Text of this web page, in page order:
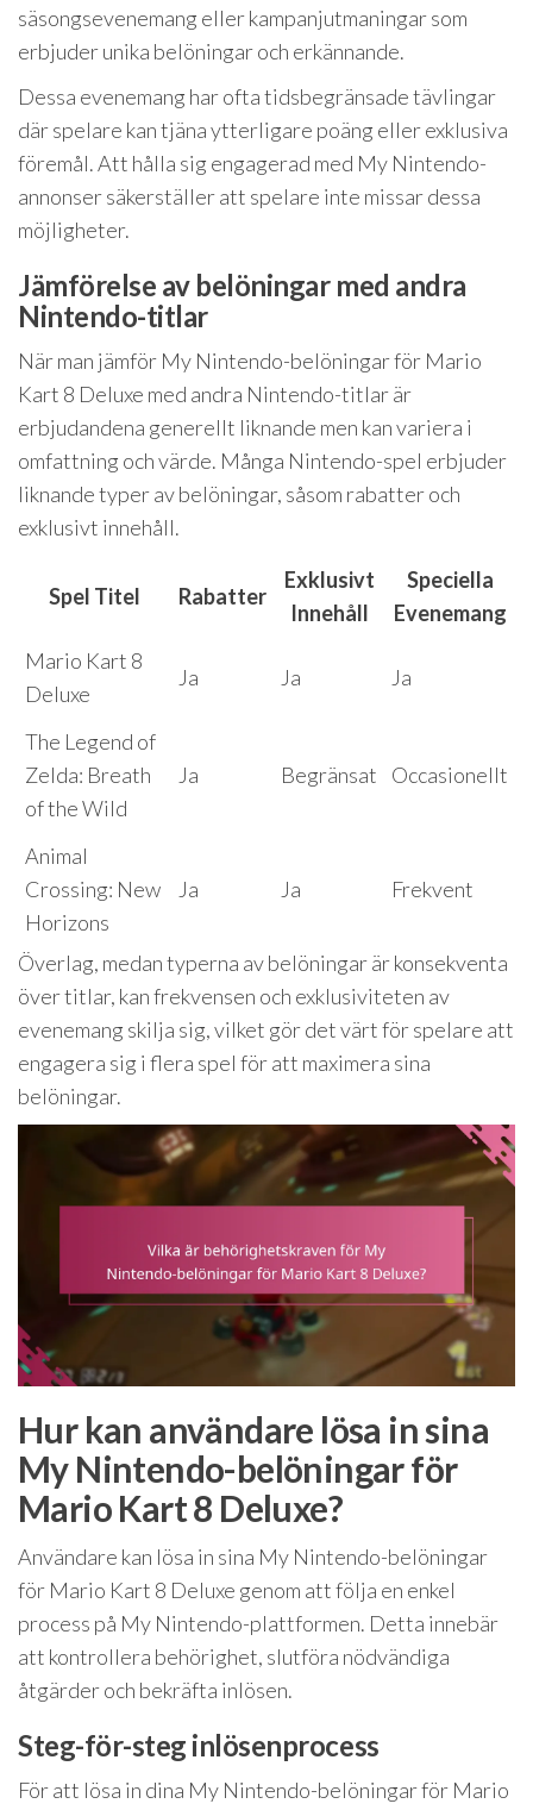
säsongsevenemang eller kampanjutmaningar som
erbjuder unika belöningar och erkännande.
Dessa evenemang har ofta tidsbegränsade tävlingar
där spelare kan tjäna ytterligare poäng eller exklusiva
föremål. Att hålla sig engagerad med My Nintendo-
annonser säkerställer att spelare inte missar dessa
möjligheter.
Jämförelse av belöningar med andra
Nintendo-titlar
När man jämför My Nintendo-belöningar för Mario
Kart 8 Deluxe med andra Nintendo-titlar är
erbjudandena generellt liknande men kan variera i
omfattning och värde. Många Nintendo-spel erbjuder
liknande typer av belöningar, såsom rabatter och
exklusivt innehåll.
Spel Titel Rabatter
Exklusivt
Innehåll
Speciella
Evenemang
Mario Kart 8
Deluxe
Ja Ja Ja
The Legend of
Zelda: Breath
of the Wild
Ja Begränsat Occasionellt
Animal
Crossing: New
Horizons
Ja Ja Frekvent
Överlag, medan typerna av belöningar är konsekventa
över titlar, kan frekvensen och exklusiviteten av
evenemang skilja sig, vilket gör det värt för spelare att
engagera sig i flera spel för att maximera sina
belöningar.
Hur kan användare lösa in sina
My Nintendo-belöningar för
Mario Kart 8 Deluxe?
Användare kan lösa in sina My Nintendo-belöningar
för Mario Kart 8 Deluxe genom att följa en enkel
process på My Nintendo-plattformen. Detta innebär
att kontrollera behörighet, slutföra nödvändiga
åtgärder och bekräfta inlösen.
Steg-för-steg inlösenprocess
För att lösa in dina My Nintendo-belöningar för Mario